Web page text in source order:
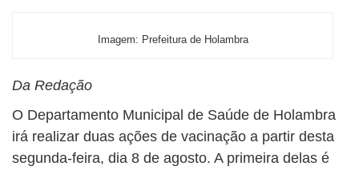
Imagem: Prefeitura de Holambra
Da Redação
O Departamento Municipal de Saúde de Holambra
irá realizar duas ações de vacinação a partir desta
segunda-feira, dia 8 de agosto. A primeira delas é